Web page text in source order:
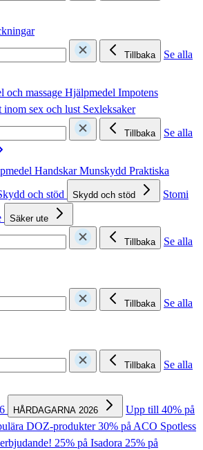
Tillbaka
Se alla
och massage Hjälpmedel Impotens
sex och lust Sexleksaker
Tillbaka
Se alla
HandskarMunskydd Praktiska
och stöd Skydd och stöd
Stomi
Säker ute
Tillbaka
Se alla
Tillbaka
Se alla
Tillbaka
Se alla
HÅRDAGARNA 2026
Upp till 40% på
DOZ-produkter30% på ACO Spotless
25% på Isadora 25% på